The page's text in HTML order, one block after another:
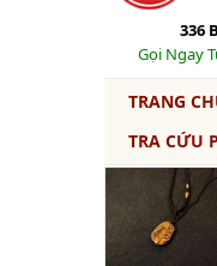
336
Gọi Ngay
TRANG
TRA CỨU